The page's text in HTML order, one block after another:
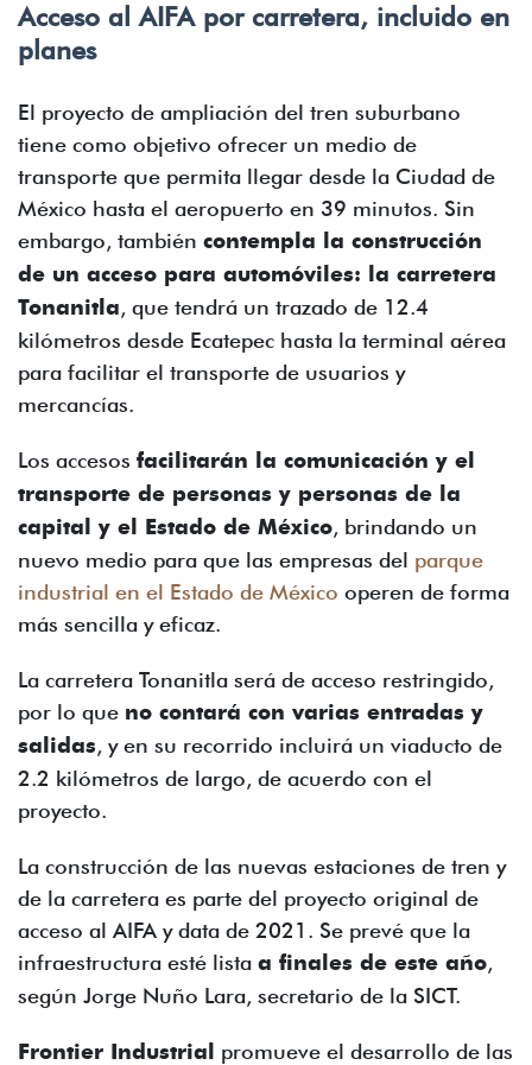
Acceso al AIFA por carretera, incluido en
planes
El proyecto de ampliación del tren suburbano
tiene como objetivo ofrecer un medio de
transporte que permita llegar desde la Ciudad de
México hasta el aeropuerto en 39 minutos. Sin
embargo, también contempla la construcción
de un acceso para automóviles: la carretera
Tonanitla, que tendrá un trazado de 12.4
kilómetros desde Ecatepec hasta la terminal aérea
para facilitar el transporte de usuarios y
mercancías.
Los accesos facilitarán la comunicación y el
transporte de personas y personas de la
capital y el Estado de México, brindando un
nuevo medio para que las empresas del parque
industrial en el Estado de México operen de forma
más sencilla y eficaz.
La carretera Tonanitla será de acceso restringido,
por lo que no contará con varias entradas y
salidas, y en su recorrido incluirá un viaducto de
2.2 kilómetros de largo, de acuerdo con el
proyecto.
La construcción de las nuevas estaciones de tren y
de la carretera es parte del proyecto original de
acceso al AIFA y data de 2021. Se prevé que la
infraestructura esté lista a finales de este año,
según Jorge Nuño Lara, secretario de la SICT.
Frontier Industrial promueve el desarrollo de las